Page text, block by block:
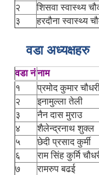
२
शिसवा स्वास्थ्य
३
हरदौना स्वास्थ्य
वडा अध्यक्षहरु
वडा नंनाम
१
प्रमोद कुमार
२
इनामुल्ला तेली
३
नैन दास मुराउ
४
शैलेन्द्रनाथ शुक्ल
५
छेदी प्रसाद कुर्मी
६
राम सिंह कुर्मि
७
रामरुप बढई